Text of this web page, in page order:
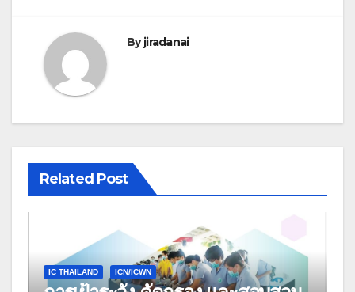
Byjiradanai
Related Post
IC THAILAND ICN/ICWN